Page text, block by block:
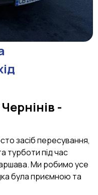
Чернінів -
засіб пересування,
турботи під час
Ми робимо усе
була приємною та